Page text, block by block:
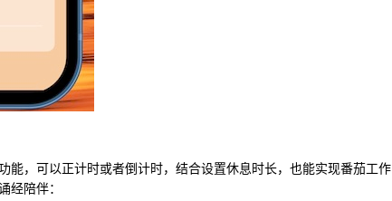
能，可以正计时或者倒计时，结合设置休息时长，也能实现番茄工作
经陪伴：